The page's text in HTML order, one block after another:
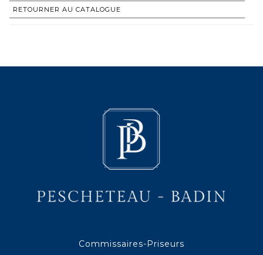
RETOURNER AU CATALOGUE
Commissaires-Priseurs